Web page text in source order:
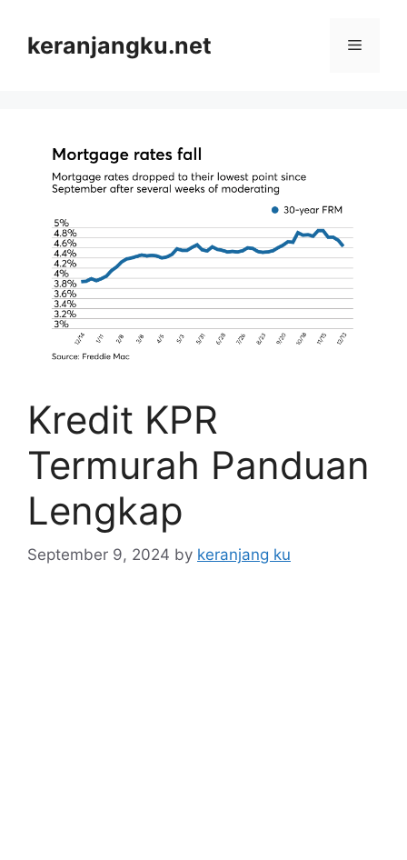
contentkeranjangku.net Menu
Kredit KPR
Termurah Panduan
Lengkap
September 9, 2024 by keranjang ku